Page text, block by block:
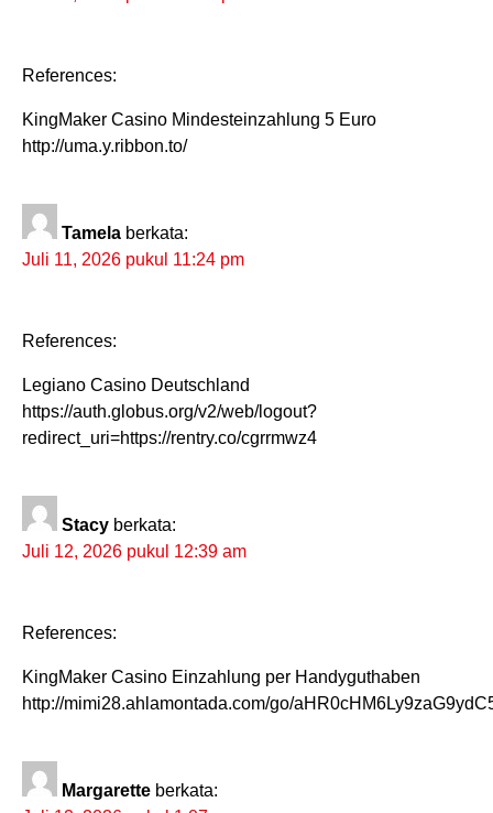
References:
KingMaker Casino Mindesteinzahlung 5 Euro
http://uma.y.ribbon.to/
Tamela berkata:
Juli 11, 2026 pukul 11:24 pm
References:
Legiano Casino Deutschland
https://auth.globus.org/v2/web/logout?
redirect_uri=https://rentry.co/cgrrmwz4
Stacy berkata:
Juli 12, 2026 pukul 12:39 am
References:
KingMaker Casino Einzahlung per Handyguthaben
http://mimi28.ahlamontada.com/go/
Margarette berkata: